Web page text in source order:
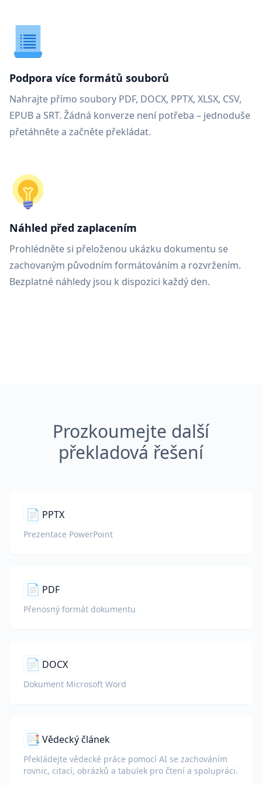
Podpora více formátů souborů
Nahrajte přímo soubory PDF, DOCX, PPTX, XLSX, CSV,
EPUB a SRT. Žádná konverze není potřeba – jednoduše
přetáhněte a začněte překládat.
Náhled před zaplacením
Prohlédněte si přeloženou ukázku dokumentu se
zachovaným původním formátováním a rozvržením.
Bezplatné náhledy jsou k dispozici každý den.
Prozkoumejte další
překladová řešení
📄 PPTX
Prezentace PowerPoint
📄 PDF
Přenosný formát dokumentu
📄 DOCX
Dokument Microsoft Word
📑 Vědecký článek
Překládejte vědecké práce pomocí AI se zachováním
rovnic, citací, obrázků a tabulek pro čtení a spolupráci.